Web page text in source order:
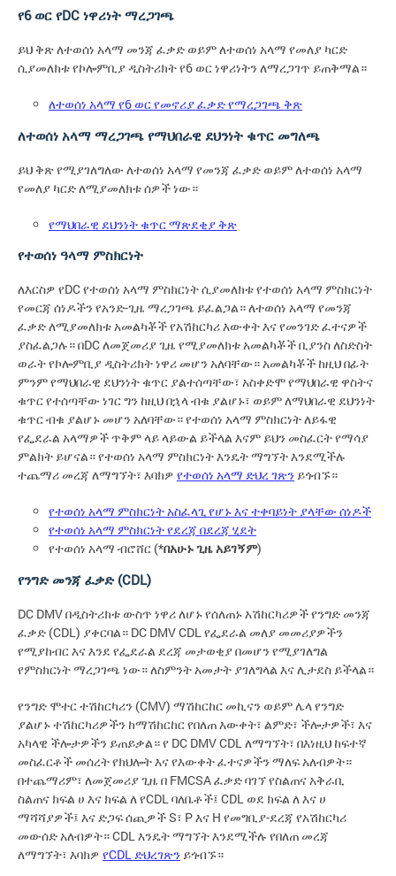
የ6 ወር የDC ነዋሪነት ማረጋገጫ
ይህ ቅጽ ለተወሰነ አላማ መንጃ ፈቃድ ወይም ለተወሰነ አላማ የመለያ ካርድ
ሲያመለክቱ የኮሎምቢያ ዲስትሪክት የ6 ወር ነዋሪነትን ለማረጋገጥ ይጠቅማል።
ለተወሰነ አላማ የ6 ወር የመኖሪያ ፈቃድ የማረጋገጫ ቅጽ
ለተወሰነ አላማ ማረጋገጫ የማህበራዊ ደህንነት ቁጥር መግለጫ
ይህ ቅጽ የሚያገለግለው ለተወሰነ አላማ የመንጃ ፈቃድ ወይም ለተወሰነ አላማ
የመለያ ካርድ ለሚያመለክቱ ሰዎች ነው።
የማህበራዊ ደህንነት ቁጥር ማጽደቂያ ቅጽ
የተወሰነ ዓላማ ምስክርነት
ለእርስዎ የDC የተወሰነ አላማ ምስክርነት ሲያመለክቱ የተወሰነ አላማ ምስክርነት
የመርጃ ሰነዶችን የአንድ-ጊዜ ማረጋገጫ ይፈልጋል። ለተወሰነ አላማ የመንጃ
ፈቃድ ለሚያመለክቱ አመልካቾች የአሽከርካሪ እውቀት እና የመንገድ ፈተናዎች
ያስፈልጋሉ። በDC ለመጀመሪያ ጊዜ የሚያመለክቱ አመልካቾች ቢያንስ ለስድስት
ወራት የኮሎምቢያ ዲስትሪክት ነዋሪ መሆን አለባቸው። አመልካቾች ከዚህ በፊት
ምንም የማህበራዊ ደህንነት ቁጥር ያልተሰጣቸው፣ አስቀድሞ የማህበራዊ ዋስትና
ቁጥር የተሰጣቸው ነገር ግን ከዚህ በኋላ ብቁ ያልሆኑ፣ ወይም ለማህበራዊ ደህንነት
ቁጥር ብቁ ያልሆኑ መሆን አለባቸው። የተወሰነ አላማ ምስክርነት ለይፋዊ
የፌደራል አላማዎች ጥቅም ላይ ላይውል ይችላል እናም ይህን መስፈርት የማሳያ
ምልክት ይሆናል። የተወሰነ አላማ ምስክርነት እንዴት ማግኘት እንደሚችሉ
ተጨማሪ መረጃ ለማግኘት፣ እባክዎ የተወሰነ አላማ ድህረ ገጽን ይጎብኙ።
የተወሰነ አላማ ምስክርነት አስፈላጊ የሆኑ እና ተቀባይነት ያላቸው ሰነዶች
የተወሰነ አላማ ምስክርነት የደረጃ በደረጃ ሂደት
የተወሰነ አላማ ብሮሸር (*በአሁኑ ጊዜ አይገኝም)
የንግድ መንጃ ፈቃድ (CDL)
DC DMV በዲስትሪክቱ ውስጥ ነዋሪ ለሆኑ የሰለጠኑ አሽከርካሪዎች የንግድ መንጃ
ፈቃድ (CDL) ያቀርባል። DC DMV CDL የፌደራል መለያ መመሪያዎችን
የሚያከብር እና እንደ የፌደራል ደረጃ መታወቂያ በመሆን የሚያገለግል
የምስክርነት ማረጋገጫ ነው። ለስምንት አመታት ያገለግላል እና ሊታደስ ይችላል።
የንግድ ሞተር ተሽከርካሪን (CMV) ማሽከርከር መኪናን ወይም ሌላ የንግድ
ያልሆኑ ተሽከርካሪዎችን ከማሽከርከር የበለጠ እውቀት፣ ልምድ፣ ችሎታዎች፣ እና
አካላዊ ችሎታዎችን ይጠይቃል። የ DC DMV CDL ለማግኘት፣ በእነዚህ ከፍተኛ
መስፈርቶች መሰረት የክህሎት እና የእውቀት ፈተናዎችን ማለፍ አለብዎት።
በተጨማሪም፣ ለመጀመሪያ ጊዜ በ FMCSA ፈቃድ ባገኘ የስልጠና አቅራቢ
ስልጠና ክፍል ሀ እና ክፍል ለ የCDL ባለቤቶች፤ CDL ወደ ክፍል ለ እና ሀ
ማሻሻያዎች፤ እና ድጋፍ ሰጪዎች S፣ P እና H የመግቢያ-ደረጃ የአሽከርካሪ
መውሰድ አለብዎት። CDL እንዴት ማግኘት እንደሚችሉ የበለጠ መረጃ
ለማግኘት፣ እባክዎ የCDL ድህረገጽን ይጎብኙ።